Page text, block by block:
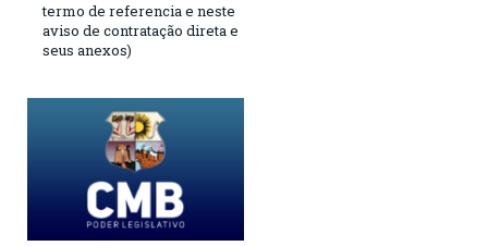
termo de referencia e neste
aviso de contratação direta e
seus anexos)